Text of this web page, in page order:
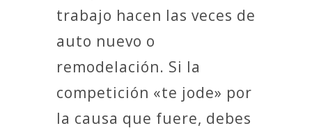
trabajo hacen las veces de
auto nuevo o
remodelación. Si la
competición «te jode» por
la causa que fuere, debes